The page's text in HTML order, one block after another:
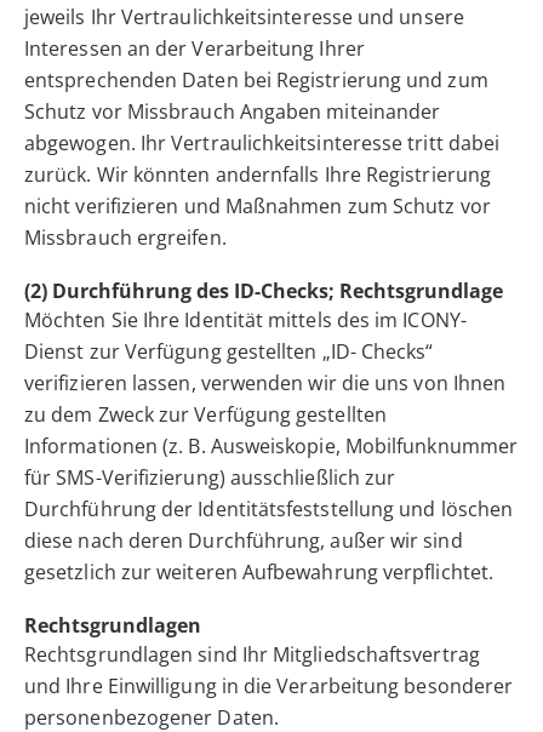
jeweils Ihr Vertraulichkeitsinteresse und unsere
Interessen an der Verarbeitung Ihrer
entsprechenden Daten bei Registrierung und zum
Schutz vor Missbrauch Angaben miteinander
abgewogen. Ihr Vertraulichkeitsinteresse tritt dabei
zurück. Wir könnten andernfalls Ihre Registrierung
nicht verifizieren und Maßnahmen zum Schutz vor
Missbrauch ergreifen.
(2) Durchführung des ID-Checks; Rechtsgrundlage
Möchten Sie Ihre Identität mittels des im ICONY-
Dienst zur Verfügung gestellten „ID- Checks“
verifizieren lassen, verwenden wir die uns von Ihnen
zu dem Zweck zur Verfügung gestellten
Informationen (z. B. Ausweiskopie, Mobilfunknummer
für SMS-Verifizierung) ausschließlich zur
Durchführung der Identitätsfeststellung und löschen
diese nach deren Durchführung, außer wir sind
gesetzlich zur weiteren Aufbewahrung verpflichtet.
Rechtsgrundlagen
Rechtsgrundlagen sind Ihr Mitgliedschaftsvertrag
und Ihre Einwilligung in die Verarbeitung besonderer
personenbezogener Daten.